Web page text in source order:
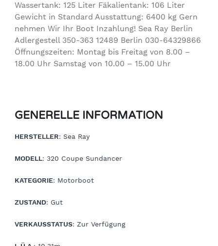
Wassertank: 125 Liter Fäkalientank: 106 Liter
Gewicht in Standard Ausstattung: 6400 kg Gern
nehmen Wir Ihr Boot Inzahlung! Sea Ray Berlin
Adlergestell 350-363 12489 Berlin 030-64329866
Öffnungszeiten: Montag bis Freitag von 8.00 –
18.00 Uhr Samstag von 10.00 – 15.00 Uhr
GENERELLE INFORMATION
HERSTELLER: Sea Ray
MODELL: 320 Coupe Sundancer
KATEGORIE: Motorboot
ZUSTAND: Gut
VERKAUSSTATUS: Zur Verfügung